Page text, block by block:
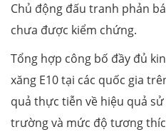
Chủ động đấu tranh phản
chưa được kiểm chứng.
Tổng hợp công bố đầy đủ
xăng E10 tại các quốc gia
quả thực tiễn về hiệu quả
trường và mức độ tương